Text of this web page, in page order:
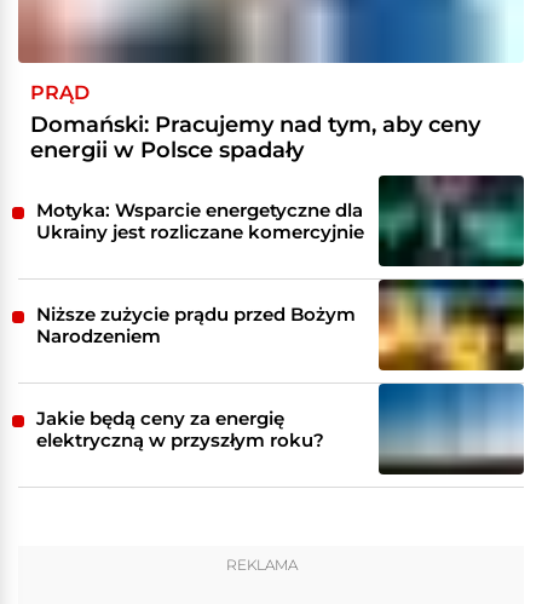
PRĄD
Domański: Pracujemy nad tym, aby ceny
energii w Polsce spadały
Motyka: Wsparcie energetyczne dla
Ukrainy jest rozliczane komercyjnie
Niższe zużycie prądu przed Bożym
Narodzeniem
Jakie będą ceny za energię
elektryczną w przyszłym roku?
REKLAMA